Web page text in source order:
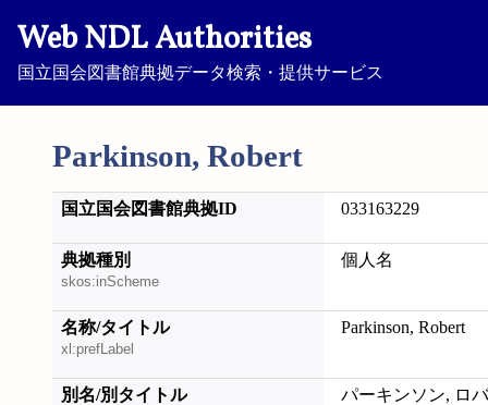
Web NDL Authorities
国立国会図書館典拠データ検索・提供サービス
Parkinson, Robert
国立国会図書館典拠ID 033163229
典拠種別
skos:inScheme
個人名
名称/タイトル
xl:prefLabel
Parkinson, Robert
別名/別タイトル パーキンソン, ロ